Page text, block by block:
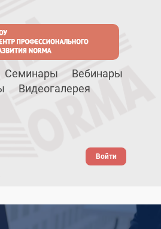
Семинары
Вебинары
Видеогалерея
Войти